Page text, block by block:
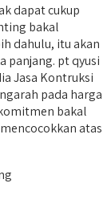
dapat cukup
bakal
dahulu, itu akan
panjang. pt qyusi
Jasa Kontruksi
pada harga
bakal
atas